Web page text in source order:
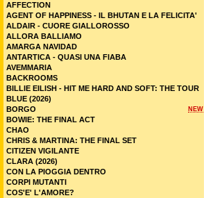
AFFECTION
AGENT OF HAPPINESS - IL BHUTAN E LA FELICITA'
ALDAIR - CUORE GIALLOROSSO
ALLORA BALLIAMO
AMARGA NAVIDAD
ANTARTICA - QUASI UNA FIABA
AVEMMARIA
BACKROOMS
BILLIE EILISH - HIT ME HARD AND SOFT: THE TOUR
BLUE (2026)
NEW
BORGO
BOWIE: THE FINAL ACT
CHAO
CHRIS & MARTINA: THE FINAL SET
CITIZEN VIGILANTE
CLARA (2026)
CON LA PIOGGIA DENTRO
CORPI MUTANTI
COS'E' L'AMORE?